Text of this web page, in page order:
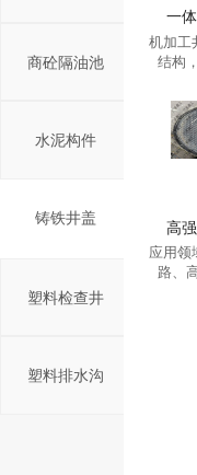
商砼隔油池
水泥构件
铸铁井盖
塑料检查井
塑料排水沟
一
机加工
结构
高
应用领
路、